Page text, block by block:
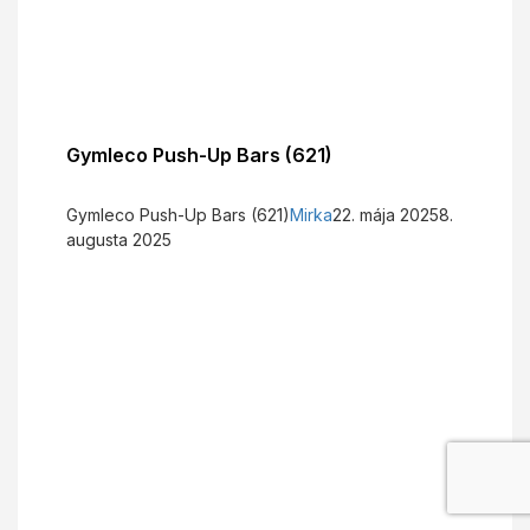
Gymleco Push-Up Bars (621)
Gymleco Push-Up Bars (621)Mirka22. mája 20258.
augusta 2025